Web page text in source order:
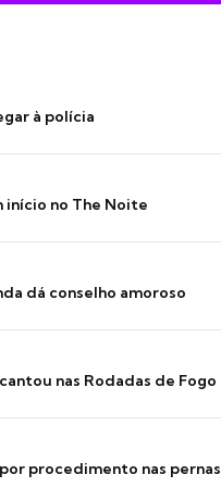
à polícia
início no The Noite
dá conselho amoroso
nas Rodadas de Fogo
procedimento nas pernas